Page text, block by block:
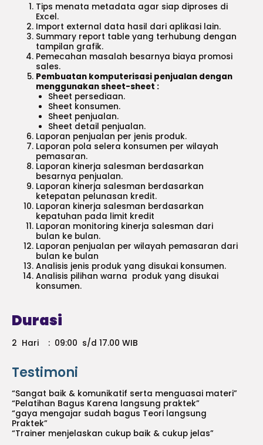
Tips menata metadata agar siap diproses di
Excel.
Import external data hasil dari aplikasi lain.
Summary report table yang terhubung dengan
tampilan grafik.
Pemecahan masalah besarnya biaya promosi
sales.
Pembuatan komputerisasi penjualan dengan
menggunakan sheet-sheet :
Sheet persediaan.
Sheet konsumen.
Sheet penjualan.
Sheet detail penjualan.
Laporan penjualan per jenis produk.
Laporan pola selera konsumen per wilayah
pemasaran.
Laporan kinerja salesman berdasarkan
besarnya penjualan.
Laporan kinerja salesman berdasarkan
ketepatan pelunasan kredit.
Laporan kinerja salesman berdasarkan
kepatuhan pada limit kredit
Laporan monitoring kinerja salesman dari
bulan ke bulan.
Laporan penjualan per wilayah pemasaran dari
bulan ke bulan
Analisis jenis produk yang disukai konsumen.
Analisis pilihan warna produk yang disukai
konsumen.
Durasi
2 Hari : 09:00 s/d 17.00 WIB
Testimoni
“Sangat baik & komunikatif serta menguasai materi”
“Pelatihan Bagus Karena langsung praktek”
“gaya mengajar sudah bagus Teori langsung
Praktek”
“Trainer menjelaskan cukup baik & cukup jelas”